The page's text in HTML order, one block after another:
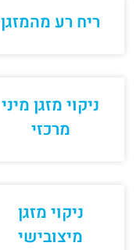
ריח רע מהמזגן
ניקוי מזגן מיני
מרכזי
ניקוי מזגן
מיצובישי